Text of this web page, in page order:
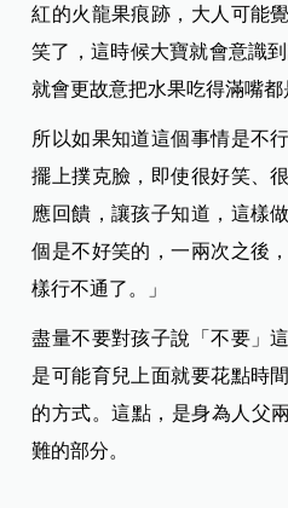
紅的火龍果痕跡，大人可能
笑了，這時候大寶就會意識
就會更故意把水果吃得滿嘴都
所以如果知道這個事情是不
擺上撲克臉，即使很好笑、
應回饋，讓孩子知道，這樣
個是不好笑的，一兩次之後
樣行不通了。」
盡量不要對孩子說「不要」
是可能育兒上面就要花點時
的方式。這點，是身為人父
難的部分。